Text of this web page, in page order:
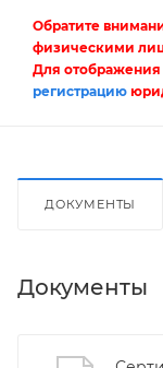
Обратите
физическими
Для
регистрацию
ДОКУМЕНТЫ
Документы